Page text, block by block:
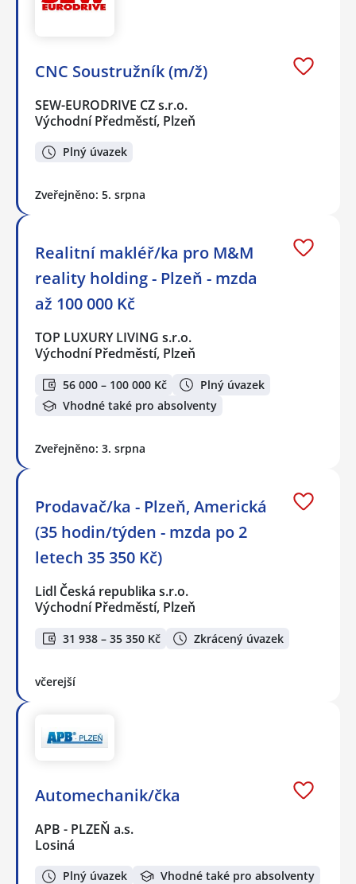
CNC Soustružník (m/ž)
SEW-EURODRIVE CZ s.r.o.
Východní Předměstí, Plzeň
Plný úvazek
Zveřejněno: 5. srpna
Realitní makléř/ka pro M&M
reality holding - Plzeň - mzda
až 100 000 Kč
TOP LUXURY LIVING s.r.o.
Východní Předměstí, Plzeň
56 000 – 100 000 Kč
Plný úvazek
Vhodné také pro absolventy
Zveřejněno: 3. srpna
Prodavač/ka - Plzeň, Americká
(35 hodin/týden - mzda po 2
letech 35 350 Kč)
Lidl Česká republika s.r.o.
Východní Předměstí, Plzeň
31 938 – 35 350 Kč Zkrácený úvazek
včerejší
Automechanik/čka
APB - PLZEŇ a.s.
Losiná
Plný úvazek Vhodné také pro absolventy